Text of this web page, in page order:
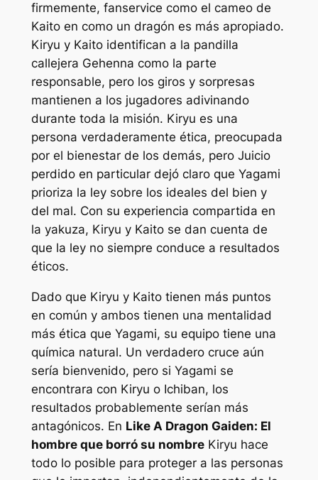
firmemente, fanservice como el cameo de
Kaito en como un dragón es más apropiado.
Kiryu y Kaito identifican a la pandilla
callejera Gehenna como la parte
responsable, pero los giros y sorpresas
mantienen a los jugadores adivinando
durante toda la misión. Kiryu es una
persona verdaderamente ética, preocupada
por el bienestar de los demás, pero Juicio
perdidoen particular dejó claro que Yagami
prioriza la ley sobre los ideales del bien y
del mal. Con su experiencia compartida en
la yakuza, Kiryu y Kaito se dan cuenta de
que la ley no siempre conduce a resultados
éticos.
Dado que Kiryu y Kaito tienen más puntos
en común y ambos tienen una mentalidad
más ética que Yagami, su equipo tiene una
química natural. Un verdadero cruce aún
sería bienvenido, pero si Yagami se
encontrara con Kiryu o Ichiban, los
resultados probablemente serían más
antagónicos. En Like A Dragon Gaiden: El
hombre que borró su nombreKiryu hace
todo lo posible para proteger a las personas